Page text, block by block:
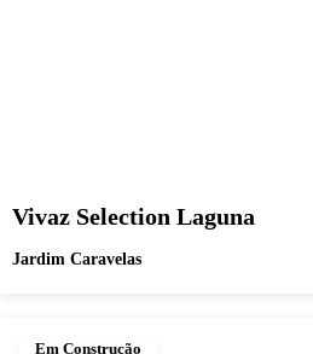
Vivaz Selection Laguna
Jardim Caravelas
Em Construção